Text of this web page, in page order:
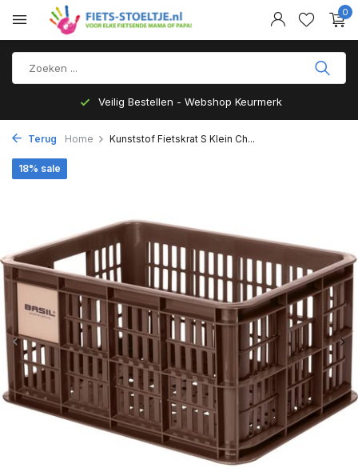
0
Veilig Bestellen - Webshop Keurmerk
Terug Home Kunststof Fietskrat S Klein Ch...
18% sale